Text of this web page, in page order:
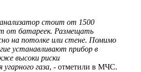
стоит от 1500
от батареек. Размещать
на потолке или стене. Помимо
устанавливают прибор в
высоки риски
газа, - отметили в МЧС.